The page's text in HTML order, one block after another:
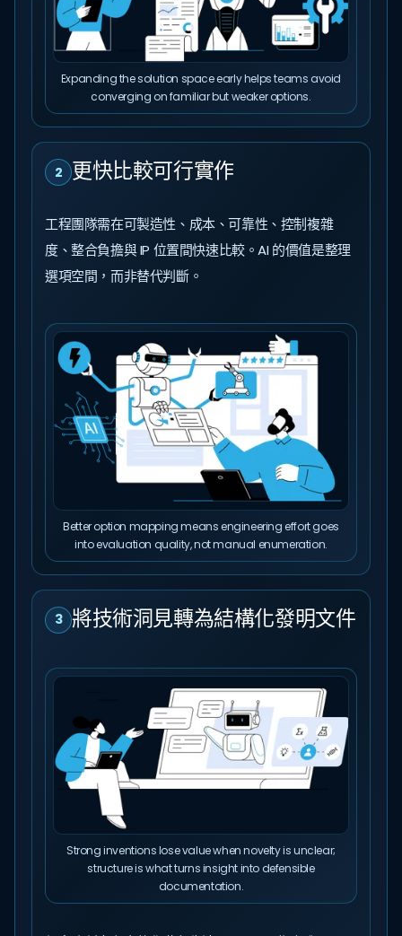
Expanding the solution space early helps teams avoid
converging on familiar but weaker options.
2 更快比較可行實作
工程團隊需在可製造性、成本、可靠性、控制複雜
度、整合負擔與 IP 位置間快速比較。AI 的價值是整理
選項空間，而非替代判斷。
Better option mapping means engineering effort goes
into evaluation quality, not manual enumeration.
3 將技術洞見轉為結構化發明文件
Strong inventions lose value when novelty is unclear;
structure is what turns insight into defensible
documentation.